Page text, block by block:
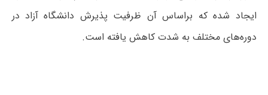
ایجاد شده که براساس آن ظرفیت پذیرش دانشگاه آزاد در
دوره‌های مختلف به شدت کاهش یافته است.